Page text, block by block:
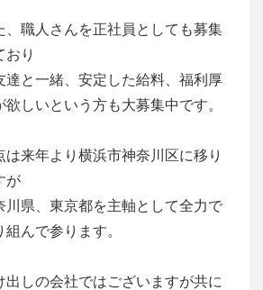
、職人さんを正社員としても募集
おり
達と一緒、安定した給料、福利厚
欲しいという方も大募集中です。
は来年より横浜市神奈川区に移り
が
川県、東京都を主軸として全力で
組んで参ります。
出しの会社ではございますが共に